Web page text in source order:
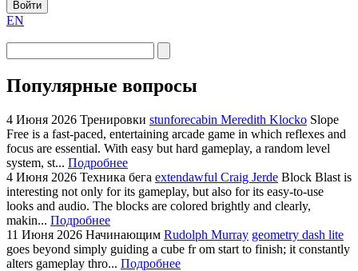
Войти
EN
Популярные вопросы
4 Июня 2026 Тренировки stunforecabin Meredith Klocko Slope
Free is a fast-paced, entertaining arcade game in which reflexes and
focus are essential. With easy but hard gameplay, a random level
system, st... Подробнее
4 Июня 2026 Техника бега extendawful Craig Jerde Block Blast is
interesting not only for its gameplay, but also for its easy-to-use
looks and audio. The blocks are colored brightly and clearly,
makin... Подробнее
11 Июня 2026 Начинающим Rudolph Murray geometry dash lite
goes beyond simply guiding a cube fr om start to finish; it constantly
alters gameplay thro... Подробнее